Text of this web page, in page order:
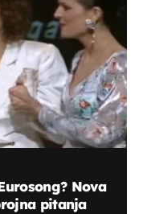
Nova
pitanja